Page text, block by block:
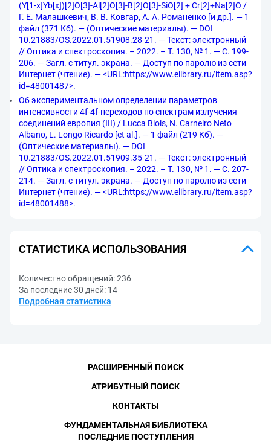
(Y[1-x]Yb[x])[2]О[3]-Al[2]O[3]-В[2]О[3]-SiO[2] + Cr[2]+Na[2]О /
Г. Е. Малашкевич, В. В. Ковгар, А. А. Романенко [и др.]. — 1
файл (371 Кб). — (Оптические материалы). — DOI
10.21883/OS.2022.01.51908.28-21. — Текст: электронный
// Оптика и спектроскопия. – 2022. – Т. 130, № 1. — С. 199-
206. — Загл. с титул. экрана. — Доступ по паролю из сети
Интернет (чтение). — <URL:https://www.elibrary.ru/item.asp?
id=48001487>.
Об экспериментальном определении параметров
интенсивности 4f-4f-переходов по спектрам излучения
соединений европия (III) / Lucca Blois, N. Carneiro Neto
Albano, L. Longo Ricardo [et al.]. — 1 файл (219 Кб). —
(Оптические материалы). — DOI
10.21883/OS.2022.01.51909.35-21. — Текст: электронный
// Оптика и спектроскопия. – 2022. – Т. 130, № 1. — С. 207-
214. — Загл. с титул. экрана. — Доступ по паролю из сети
Интернет (чтение). — <URL:https://www.elibrary.ru/item.asp?
id=48001488>.
СТАТИСТИКА ИСПОЛЬЗОВАНИЯ
Количество обращений:236
За последние 30 дней: 14
Подробная статистика
РАСШИРЕННЫЙ ПОИСК
АТРИБУТНЫЙ ПОИСК
КОНТАКТЫ
ФУНДАМЕНТАЛЬНАЯ БИБЛИОТЕКА
ПОСЛЕДНИЕ ПОСТУПЛЕНИЯ